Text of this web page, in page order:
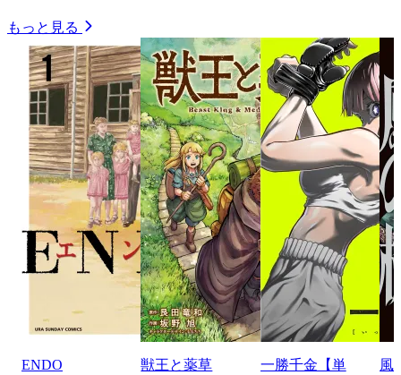
もっと見る
ENDO 獣王と薬草
一勝千金【単
風